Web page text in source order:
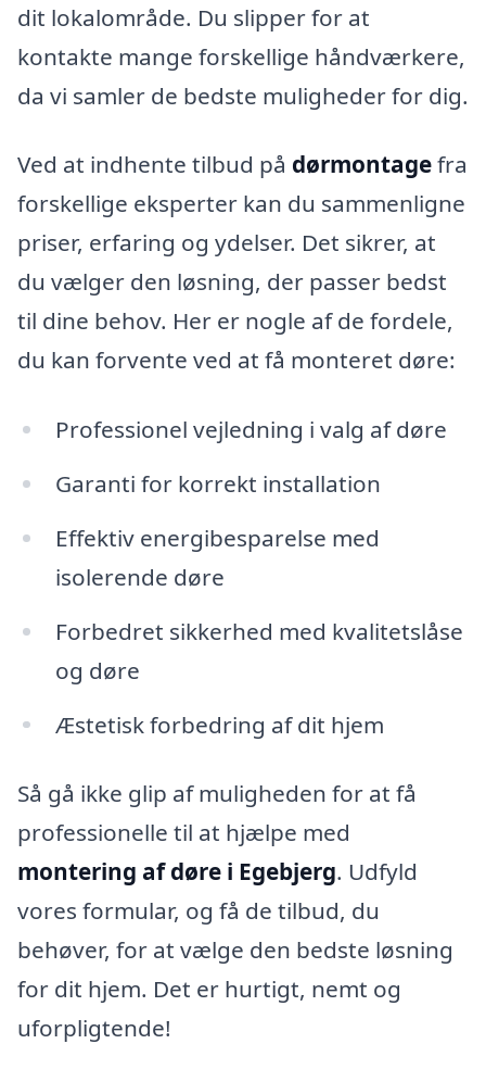
dit lokalområde. Du slipper for at
kontakte mange forskellige håndværkere,
da vi samler de bedste muligheder for dig.
Ved at indhente tilbud på dørmontagefra
forskellige eksperter kan du sammenligne
priser, erfaring og ydelser. Det sikrer, at
du vælger den løsning, der passer bedst
til dine behov. Her er nogle af de fordele,
du kan forvente ved at få monteret døre:
Professionel vejledning i valg af døre
Garanti for korrekt installation
Effektiv energibesparelse med
isolerende døre
Forbedret sikkerhed med kvalitetslåse
og døre
Æstetisk forbedring af dit hjem
Så gå ikke glip af muligheden for at få
professionelle til at hjælpe med
montering af døre i Egebjerg. Udfyld
vores formular, og få de tilbud, du
behøver, for at vælge den bedste løsning
for dit hjem. Det er hurtigt, nemt og
uforpligtende!